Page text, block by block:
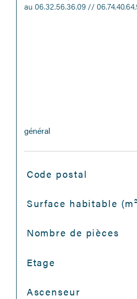
au 06.32.56.36.09 //
général
TRAD_SIROCCO_Caracteristique
Code postal
Surface habitable
Nombre de pièces
Etage
Ascenseur